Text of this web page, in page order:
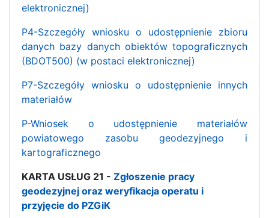
elektronicznej)
P4-Szczegóły wniosku o udostępnienie zbioru
danych bazy danych obiektów topograficznych
(BDOT500) (w postaci elektronicznej)
P7-Szczegóły wniosku o udostępnienie innych
materiałów
P-Wniosek o udostępnienie materiałów
powiatowego zasobu geodezyjnego i
kartograficznego
KARTA USŁUG 21 - Zgłoszenie pracy
geodezyjnej oraz weryfikacja operatu i
przyjęcie do PZGiK